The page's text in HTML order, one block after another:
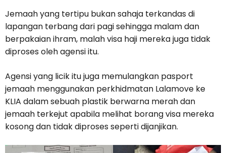
Jemaah yang tertipu bukan sahaja terkandas di
lapangan terbang dari pagi sehingga malam dan
berpakaian ihram, malah visa haji mereka juga tidak
diproses oleh agensi itu.
Agensi yang licik itu juga memulangkan pasport
jemaah menggunakan perkhidmatan Lalamove ke
KLIA dalam sebuah plastik berwarna merah dan
jemaah terkejut apabila melihat borang visa mereka
kosong dan tidak diproses seperti dijanjikan.